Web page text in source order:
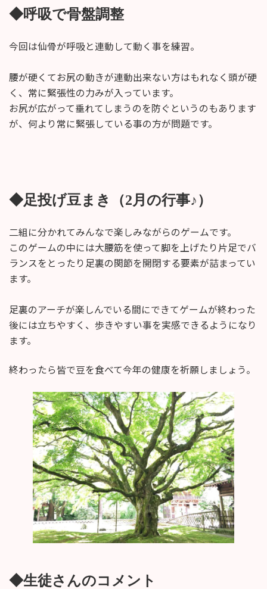
◆呼吸で骨盤調整
今回は仙骨が呼吸と連動して動く事を練習。
腰が硬くてお尻の動きが連動出来ない方はもれなく頭が硬
く、常に緊張性の力みが入っています。
お尻が広がって垂れてしまうのを防ぐというのもあります
が、何より常に緊張している事の方が問題です。
◆足投げ豆まき（2月の行事♪）
二組に分かれてみんなで楽しみながらのゲームです。
このゲームの中には大腰筋を使って脚を上げたり片足でバ
ランスをとったり足裏の関節を開閉する要素が詰まってい
ます。
足裏のアーチが楽しんでいる間にできてゲームが終わった
後には立ちやすく、歩きやすい事を実感できるようになり
ます。
終わったら皆で豆を食べて今年の健康を祈願しましょう。
◆生徒さんのコメント